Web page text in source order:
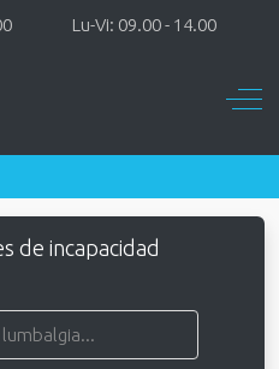
Lu-Vi: 09.00 - 14.00
Off-
de incapacidad